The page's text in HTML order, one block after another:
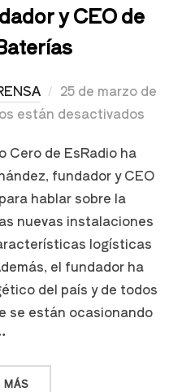
y CEO de
25 de marzo de
están desactivados
Cero de EsRadio ha
fundador y CEO
hablar sobre la
nuevas instalaciones
logísticas
el fundador ha
del país y de todos
se están ocasionando
MÁS